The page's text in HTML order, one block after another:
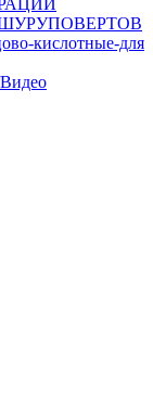
кислотные-для